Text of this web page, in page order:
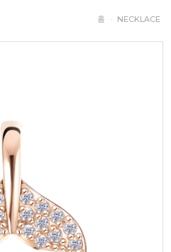
홈 · NECKLACE